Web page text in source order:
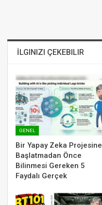
İLGINIZI ÇEKEBILIR
GENEL
Bir Yapay Zeka Projesine
Başlatmadan Önce
Bilinmesi Gereken 5
Faydalı Gerçek